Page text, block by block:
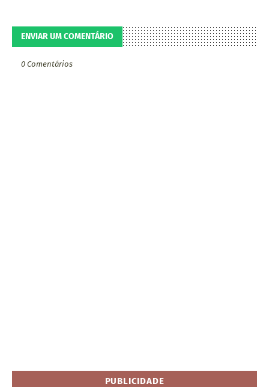
ENVIAR UM COMENTÁRIO
0 Comentários
PUBLICIDADE